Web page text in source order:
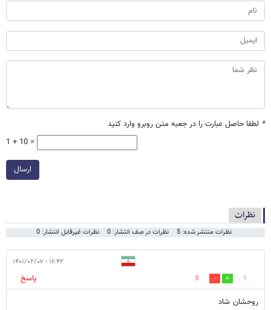
* لطفا حاصل عبارت را در جعبه متن روبرو وارد کنید
1 + 10 =
ارسال
نظرات
نظرات منتشر شده: 5 نظرات در صف انتشار: 0 نظرات غیرقابل انتشار: 0
۱۶:۴۲ - ۱۴۰۱/۰۲/۰۷
1
0
پاسخ
روحشان شاد